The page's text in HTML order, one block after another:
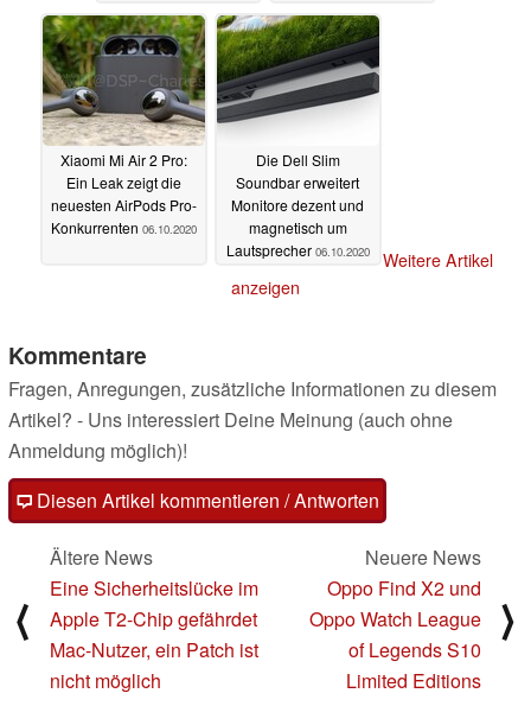
Xiaomi Mi Air 2 Pro:
Ein Leak zeigt die
neuesten AirPods Pro-
Konkurrenten 06.10.2020
Die Dell Slim
Soundbar erweitert
Monitore dezent und
magnetisch um
Lautsprecher 06.10.2020
Weitere Artikel
anzeigen
Kommentare
Fragen, Anregungen, zusätzliche Informationen zu diesem
Artikel? - Uns interessiert Deine Meinung (auch ohne
Anmeldung möglich)!
Diesen Artikel kommentieren / Antworten
⟨
Ältere News
Eine Sicherheitslücke im
Apple T2-Chip gefährdet
Mac-Nutzer, ein Patch ist
nicht möglich
Neuere News
Oppo Find X2 und
Oppo Watch League
of Legends S10
Limited Editions
⟩